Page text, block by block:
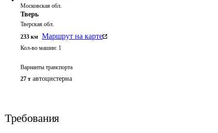
Московская обл.
Тверь
Тверская обл.
233 км Маршрут на карте
Кол-во машин: 1
Варианты транспорта
27 т автоцистерна
Требования